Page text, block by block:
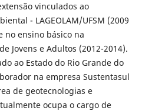
vinculados ao
- LAGEOLAM/UFSM (2009
no ensino básico na
Jovens e Adultos (2012-2014).
ao Estado do Rio Grande do
na empresa Sustentasul
de geotecnologias e
ocupa o cargo de